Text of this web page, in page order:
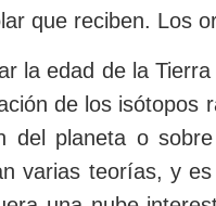
que reciben. Los
la edad de la
de los isótopos
del planeta o
varias teorías, y